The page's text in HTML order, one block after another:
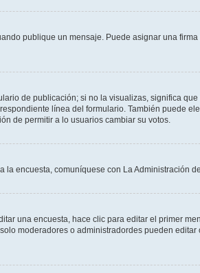
publique un mensaje. Puede asignar una
de publicación; si no la visualizas, significa
línea del formulario. También puede
de permitir a lo usuarios cambiar su votos.
la encuesta, comuníquese con La Administración
una encuesta, hace clic para editar el primer
moderadores o administradordes pueden